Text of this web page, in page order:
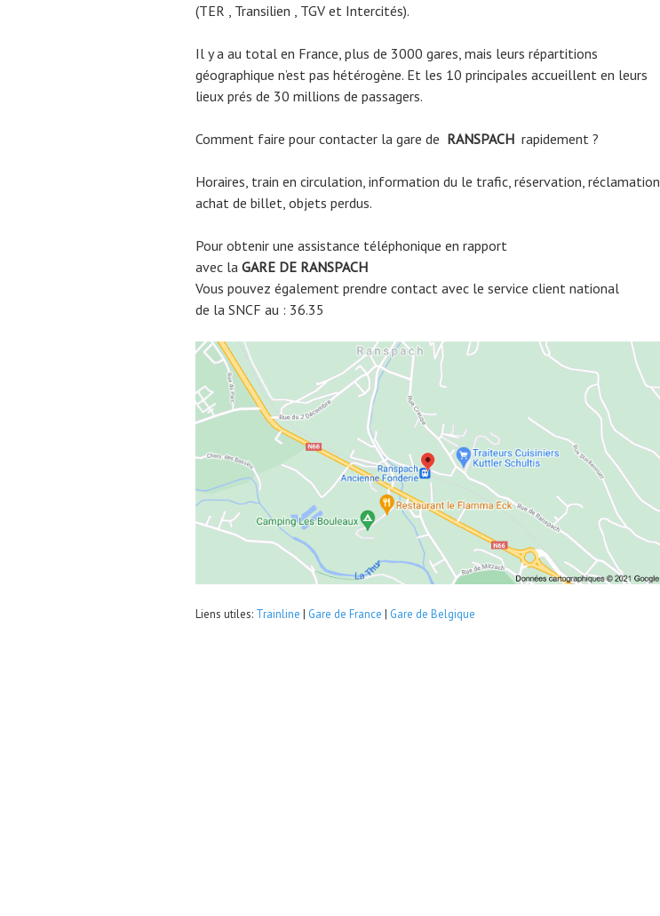
(TER , Transilien , TGV et Intercités).
Il y a au total en France, plus de 3000 gares, mais leurs répartitions
géographique n’est pas hétérogène. Et les 10 principales accueillent en leurs
lieux prés de 30 millions de passagers.
Comment faire pour contacter la gare de RANSPACH rapidement ?
Horaires, train en circulation, information du le trafic, réservation, réclamation
achat de billet, objets perdus.
Pour obtenir une assistance téléphonique en rapport
avec la GARE DE RANSPACH
Vous pouvez également prendre contact avec le service client national
de la SNCF au : 36.35
Liens utiles: Trainline | Gare de France | Gare de Belgique